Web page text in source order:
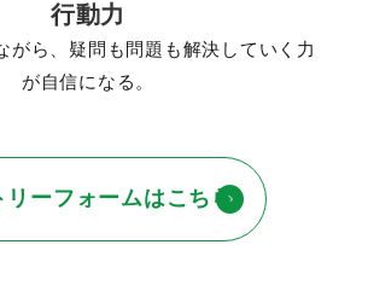
行動力
がら、疑問も問題も解決していく力
が自信になる。
リーフォームはこちら